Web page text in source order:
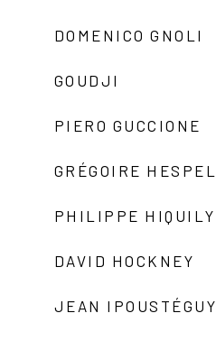
DOMENICO GNOLI
GOUDJI
PIERO GUCCIONE
GRÉGOIRE HESPEL
PHILIPPE HIQUILY
DAVID HOCKNEY
JEAN IPOUSTÉGUY